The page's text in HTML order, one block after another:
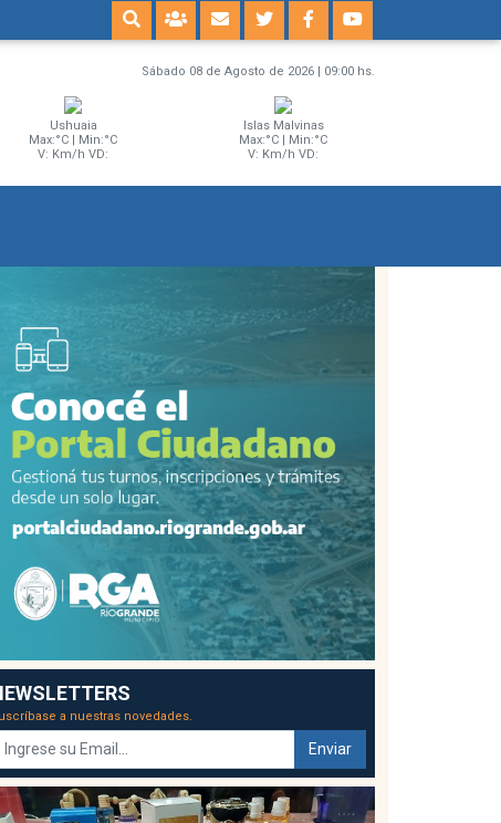
Sábado 08 de Agosto de 2026 | 09:00 hs.
Ushuaia
Max:°C | Min:°C
V: Km/h VD:
Islas Malvinas
Max:°C | Min:°C
V: Km/h VD:
a nuestras novedades.
Enviar